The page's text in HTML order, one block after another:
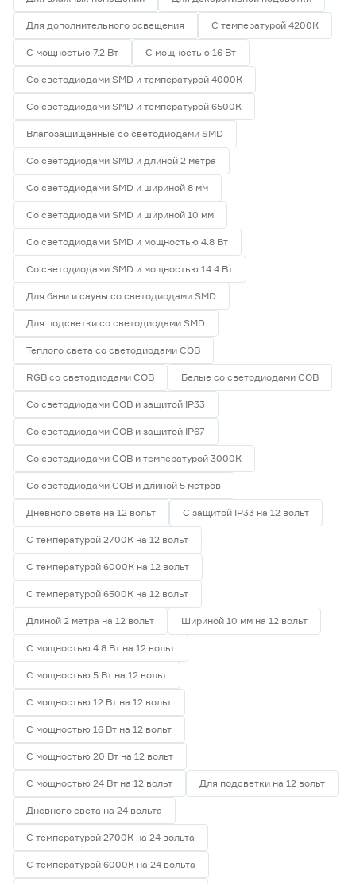
Для дополнительного освещения С температурой 4200К
С мощностью 7.2 Вт С мощностью 16 Вт
Со светодиодами SMD и температурой 4000К
Со светодиодами SMD и температурой 6500К
Влагозащищенные со светодиодами SMD
Со светодиодами SMD и длиной 2 метра
Со светодиодами SMD и шириной 8 мм
Со светодиодами SMD и шириной 10 мм
Со светодиодами SMD и мощностью 4.8 Вт
Со светодиодами SMD и мощностью 14.4 Вт
Для бани и сауны со светодиодами SMD
Для подсветки со светодиодами SMD
Теплого света со светодиодами СОВ
RGB со светодиодами СОВ Белые со светодиодами СОВ
Со светодиодами СОВ и защитой IP33
Со светодиодами СОВ и защитой IP67
Со светодиодами СОВ и температурой 3000К
Со светодиодами СОВ и длиной 5 метров
Дневного света на 12 вольт С защитой IP33 на 12 вольт
С температурой 2700К на 12 вольт
С температурой 6000К на 12 вольт
С температурой 6500К на 12 вольт
Длиной 2 метра на 12 вольт Шириной 10 мм на 12 вольт
С мощностью 4.8 Вт на 12 вольт
С мощностью 5 Вт на 12 вольт
С мощностью 12 Вт на 12 вольт
С мощностью 16 Вт на 12 вольт
С мощностью 20 Вт на 12 вольт
С мощностью 24 Вт на 12 вольт Для подсветки на 12 вольт
Дневного света на 24 вольта
С температурой 2700К на 24 вольта
С температурой 6000К на 24 вольта